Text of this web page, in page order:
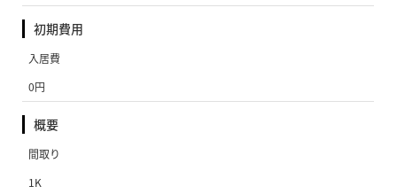
初期費用
入居費
0円
概要
間取り
1K